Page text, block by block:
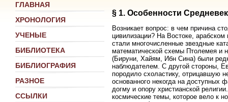
ГЛАВНАЯ
ХРОНОЛОГИЯ
УЧЕНЫЕ
БИБЛИОТЕКА
БИБЛИОГРАФИЯ
РАЗНОЕ
ССЫЛКИ
§ 1. Особенности
Возникает вопрос: в чем причина
цивилизации? На Востоке,
стали многочисленные звездные
математической схемы Птолемея и
(Бируни, Хайям, Ибн Сина) были
наблюдателем. С другой стороны,
породило схоластику, отрицавшую
основанного некогда на доступных
догму и опору христианской
космические темы, которое вело к